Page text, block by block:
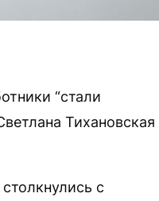
“стали
Тихановская
с